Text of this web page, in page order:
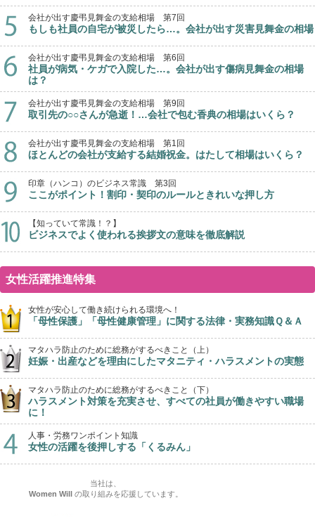
会社が出す慶弔見舞金の支給相場 第7回
もしも社員の自宅が被災したら…。会社が出す災害見舞金の相場
会社が出す慶弔見舞金の支給相場 第6回
社員が病気・ケガで入院した…。会社が出す傷病見舞金の相場
は？
会社が出す慶弔見舞金の支給相場 第9回
取引先の○○さんが急逝！…会社で包む香典の相場はいくら？
会社が出す慶弔見舞金の支給相場 第1回
ほとんどの会社が支給する結婚祝金。はたして相場はいくら？
印章（ハンコ）のビジネス常識 第3回
ここがポイント！割印・契印のルールときれいな押し方
【知っていて常識！？】
ビジネスでよく使われる挨拶文の意味を徹底解説
女性活躍推進特集
女性が安心して働き続けられる環境へ！
「母性保護」「母性健康管理」に関する法律・実務知識Ｑ＆Ａ
マタハラ防止のために総務がするべきこと（上）
妊娠・出産などを理由にしたマタニティ・ハラスメントの実態
マタハラ防止のために総務がするべきこと（下）
ハラスメント対策を充実させ、すべての社員が働きやすい職場
に！
人事・労務ワンポイント知識
女性の活躍を後押しする「くるみん」
当社は、
Women Willの取り組みを応援しています。